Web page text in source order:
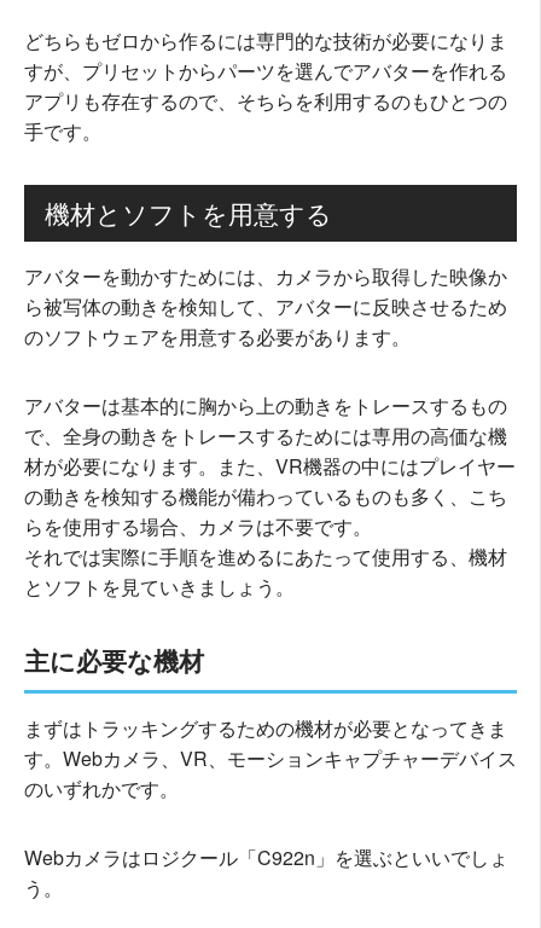
どちらもゼロから作るには専門的な技術が必要になりま
すが、プリセットからパーツを選んでアバターを作れる
アプリも存在するので、そちらを利用するのもひとつの
手です。
機材とソフトを用意する
アバターを動かすためには、カメラから取得した映像か
ら被写体の動きを検知して、アバターに反映させるため
のソフトウェアを用意する必要があります。
アバターは基本的に胸から上の動きをトレースするもの
で、全身の動きをトレースするためには専用の高価な機
材が必要になります。また、VR機器の中にはプレイヤー
の動きを検知する機能が備わっているものも多く、こち
らを使用する場合、カメラは不要です。
それでは実際に手順を進めるにあたって使用する、機材
とソフトを見ていきましょう。
主に必要な機材
まずはトラッキングするための機材が必要となってきま
す。Webカメラ、VR、モーションキャプチャーデバイス
のいずれかです。
Webカメラはロジクール「C922n」を選ぶといいでしょ
う。